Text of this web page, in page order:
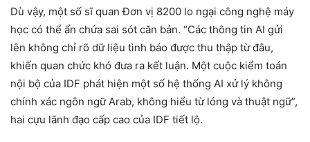
Dù vậy, một số sĩ quan Đơn vị 8200 lo ngại công nghệ máy
học có thể ẩn chứa sai sót căn bản. “Các thông tin AI gửi
lên không chỉ rõ dữ liệu tình báo được thu thập từ đâu,
khiến quan chức khó đưa ra kết luận. Một cuộc kiểm toán
nội bộ của IDF phát hiện một số hệ thống AI xử lý không
chính xác ngôn ngữ Arab, không hiểu từ lóng và thuật ngữ”,
hai cựu lãnh đạo cấp cao của IDF tiết lộ.